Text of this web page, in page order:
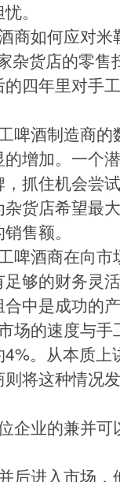
。
商如何应对米
杂货店的零售
四年里对手
啤酒制造商
增加。一个
抓住机会尝
货店希望最
售额。
啤酒商在向
够的财务灵
中是成功的
场的速度与
。从本质
将这种情况
企业的兼并
后进入市场